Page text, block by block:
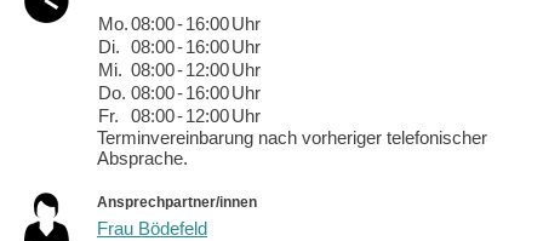
Mo.08:00-16:00Uhr
Di. 08:00-16:00Uhr
Mi. 08:00-12:00Uhr
Do. 08:00-16:00Uhr
Fr.
08:00-12:00Uhr
Terminvereinbarung nach vorheriger telefonischer
Absprache.
Ansprechpartner/innen
Frau Bödefeld